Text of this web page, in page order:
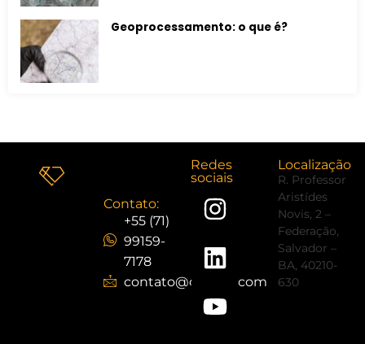
Geoprocessamento: o que é?
Contato:
+55 (71)
99159-
7178
contato@cristaljr.com
Redes
sociais
Localização
R. Professor
Aristídes
Novis, 2 –
Federação,
Salvador –
BA, 40210-
630